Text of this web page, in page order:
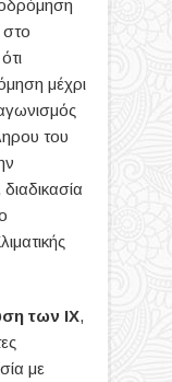
μέχρι
του
των ΙΧ,
με